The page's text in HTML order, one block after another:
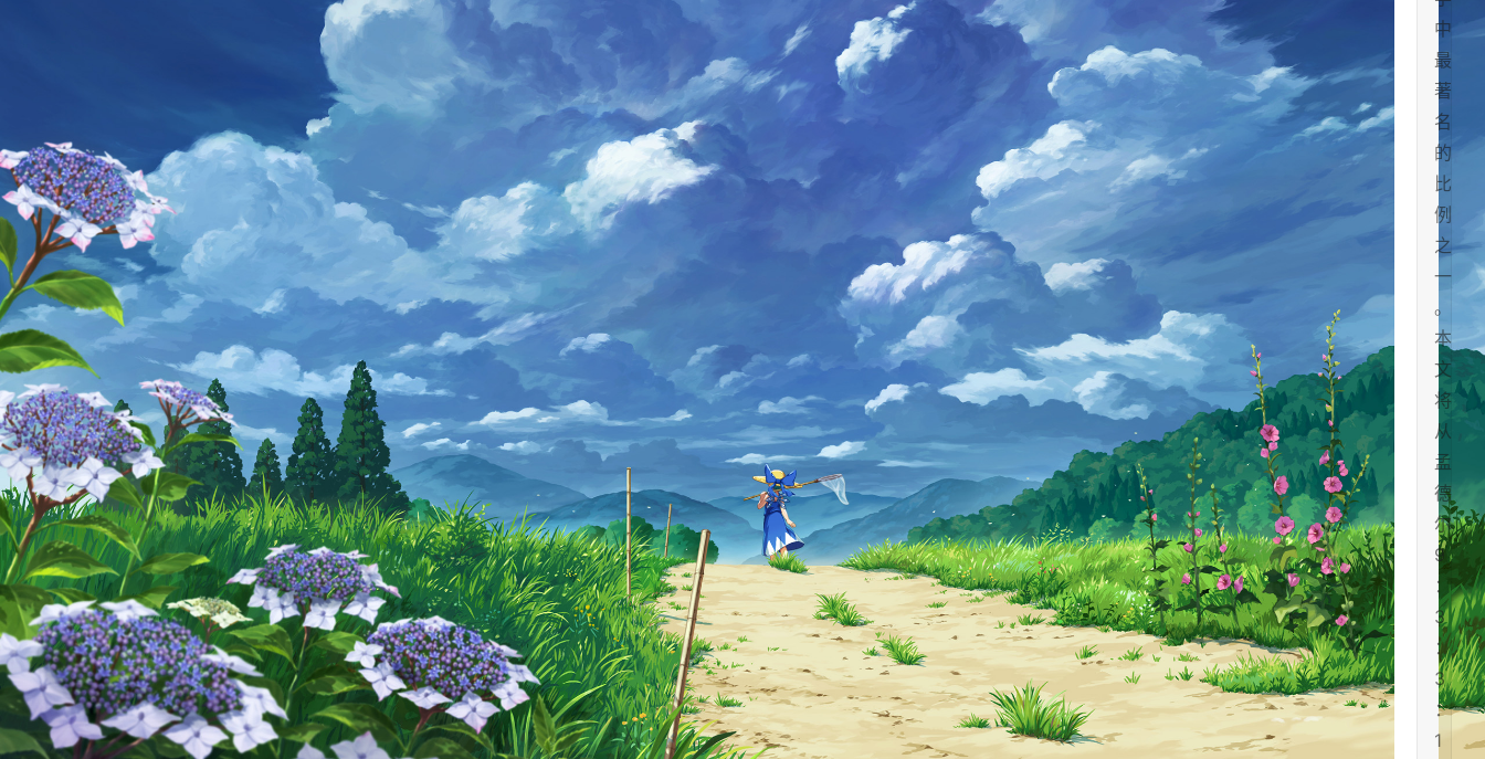
中
最
著
名
的
比
例
之
一
。
本
文
将
从
孟
德
尔
9
：
3
：
3
：
1